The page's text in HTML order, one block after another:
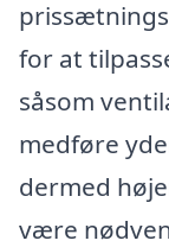
for at
såsom
medføre
dermed
være